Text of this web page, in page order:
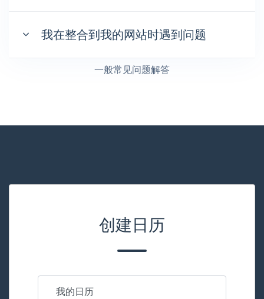
我在整合到我的网站时遇到问题
一般常见问题解答
创建日历